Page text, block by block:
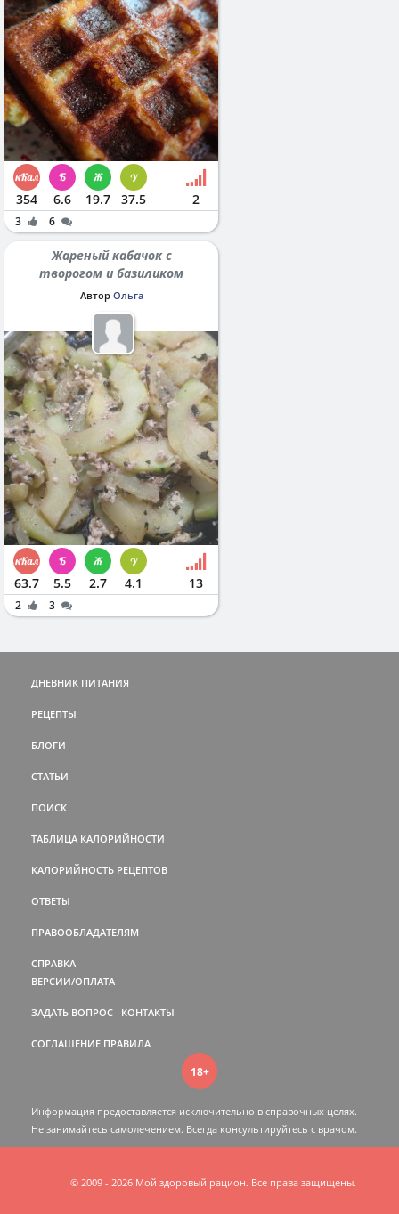
354 6.6 19.7 37.5 2
3 6
Жареный кабачок с
творогом и базиликом
Автор Ольга
63.7 5.5 2.7 4.1 13
2 3
ДНЕВНИК ПИТАНИЯ
РЕЦЕПТЫ
БЛОГИ
СТАТЬИ
ПОИСК
ТАБЛИЦА КАЛОРИЙНОСТИ
КАЛОРИЙНОСТЬ РЕЦЕПТОВ
ОТВЕТЫ
ПРАВООБЛАДАТЕЛЯМ
СПРАВКА
ВЕРСИИ/ОПЛАТА
ЗАДАТЬ ВОПРОС КОНТАКТЫ
СОГЛАШЕНИЕ ПРАВИЛА
18+
Информация предоставляется исключительно в справочных целях.
Не занимайтесь самолечением. Всегда консультируйтесь c врачом.
© 2009 - 2026 Мой здоровый рацион. Все права защищены.